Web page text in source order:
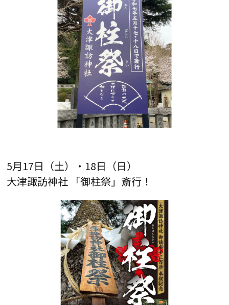
5月17日（土）・18日（日）
大津諏訪神社 「御柱祭」斎行！